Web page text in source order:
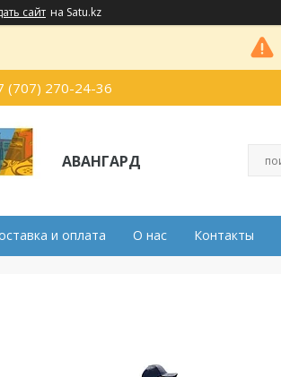
сайт на Satu.kz
(707) 270-24-36
АВАНГАРД
и оплата О нас Контакты